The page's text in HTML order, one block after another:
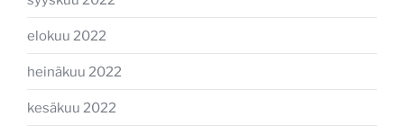
elokuu 2022
heinäkuu 2022
kesäkuu 2022